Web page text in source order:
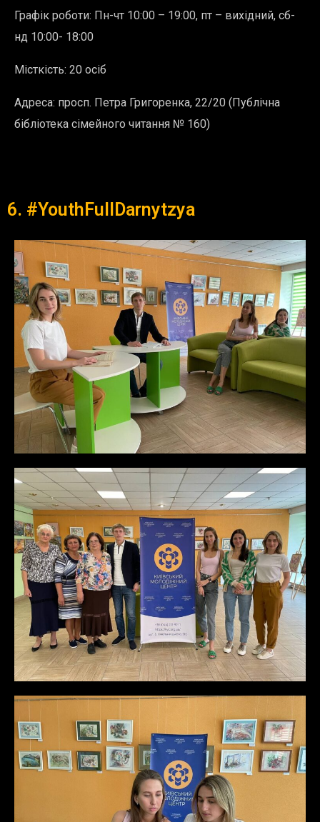
Графік роботи: Пн-чт 10:00 – 19:00, пт – вихідний, сб-
нд 10:00- 18:00
Місткість: 20 осіб
Адреса: просп. Петра Григоренка, 22/20 (Публічна
бібліотека сімейного читання № 160)
6. #YouthFullDarnytzya